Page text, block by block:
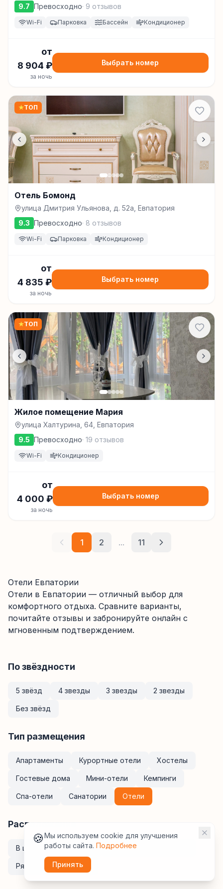
9.7 Превосходно· 9 отзывов
Wi-Fi Парковка Бассейн Кондиционер
от
8 904 ₽
за ночь
Выбрать номер
★ТОП
Отель Бомонд
улица Дмитрия Ульянова, д. 52а, Евпатория
9.3 Превосходно· 8 отзывов
Wi-Fi Парковка Кондиционер
от
4 835 ₽
за ночь
Выбрать номер
★ТОП
Жилое помещение Мария
улица Халтурина, 64, Евпатория
9.5 Превосходно· 19 отзывов
Wi-Fi Кондиционер
от
4 000 ₽
за ночь
Выбрать номер
1 2 ... 11
Отели Евпатории
Отели в Евпатории — отличный выбор для
комфортного отдыха. Сравните варианты,
почитайте отзывы и забронируйте онлайн с
мгновенным подтверждением.
По звёздности
5 звёзд 4 звезды 3 звезды 2 звезды
Без звёзд
Тип размещения
Апартаменты Курортные отели Хостелы
Гостевые дома Мини-отели Кемпинги
Спа-отели Санатории Отели
Расположение
В центре У метро Рядом с ж/д вокзалом
Рядом с аэропортом
🍪Мы используем cookie для улучшения
работы сайта. Подробнее
Принять